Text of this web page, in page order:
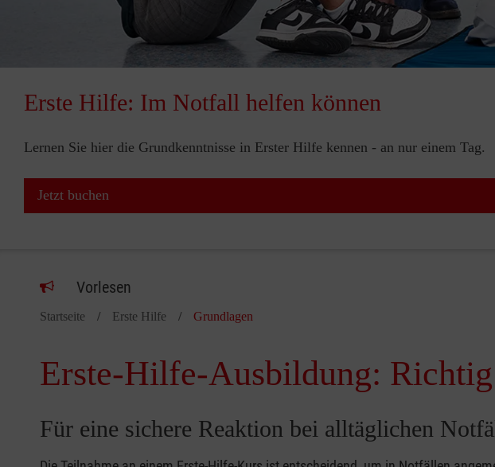
Erste Hilfe: Im Notfall helfen können
Lernen Sie hier die Grundkenntnisse in Erster Hilfe kennen - an nur einem Tag.
Jetzt buchen
Vorlesen
Startseite Erste Hilfe Grundlagen
Erste-Hilfe-Ausbildung:
Für eine sichere Reaktion bei alltäglichen